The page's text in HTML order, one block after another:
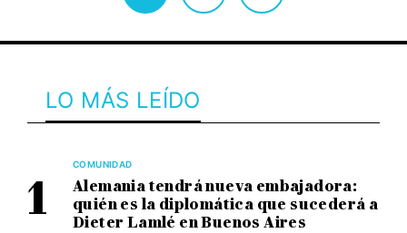
LO MÁS LEÍDO
COMUNIDAD
Alemania tendrá nueva embajadora:
quién es la diplomática que sucederá a
Dieter Lamlé en Buenos Aires